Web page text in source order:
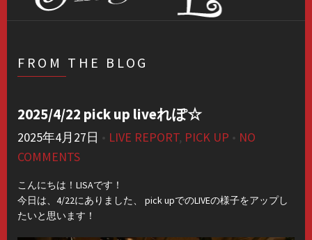
FROM THE BLOG
2025/4/22 pick up liveれぽ☆
2025年4月27日 • LIVE REPORT, PICK UP • NO
COMMENTS
こんにちは！LISAです！
今日は、4/22にありました、 pick upでのLIVEの様子をアップし
たいと思います！